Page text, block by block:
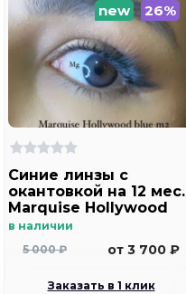
new 26%
Синие линзы c
окантовкой на 12 мес.
Marquise Hollywood
blue m2
в наличии
5 000 ₽
от 3 700 ₽
Заказать в 1 клик